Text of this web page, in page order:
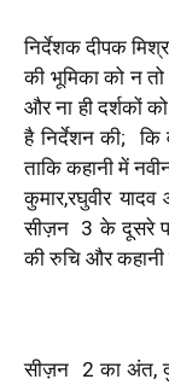
निर्देशक दीपक
की भूमिका को न तो
और ना ही दर्शकों
है निर्देशन की;
कि
ताकि कहानी में
कुमार,रघुवीर
सीज़न 3 के दूसरे
की रुचि और कहानी
सीज़न 2 का अंत,